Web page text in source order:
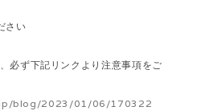
さい
必ず下記リンクより注意事項をご
blog/2023/01/06/170322